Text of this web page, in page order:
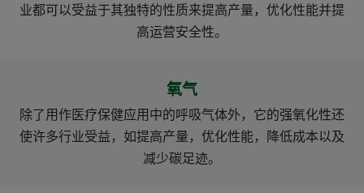
业都可以受益于其独特的性质来提高产量，优化性能并提
高运营安全性。
氧气
除了用作医疗保健应用中的呼吸气体外，它的强氧化性还
使许多行业受益，如提高产量，优化性能，降低成本以及
减少碳足迹。